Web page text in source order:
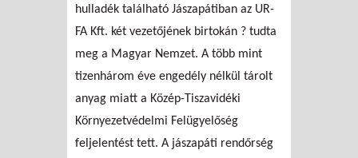
hulladék található Jászapátiban az UR-
FA Kft. két vezetőjének birtokán ? tudta
meg a Magyar Nemzet. A több mint
tizenhárom éve engedély nélkül tárolt
anyag miatt a Közép-Tiszavidéki
Környezetvédelmi Felügyelőség
feljelentést tett. A jászapáti rendőrség